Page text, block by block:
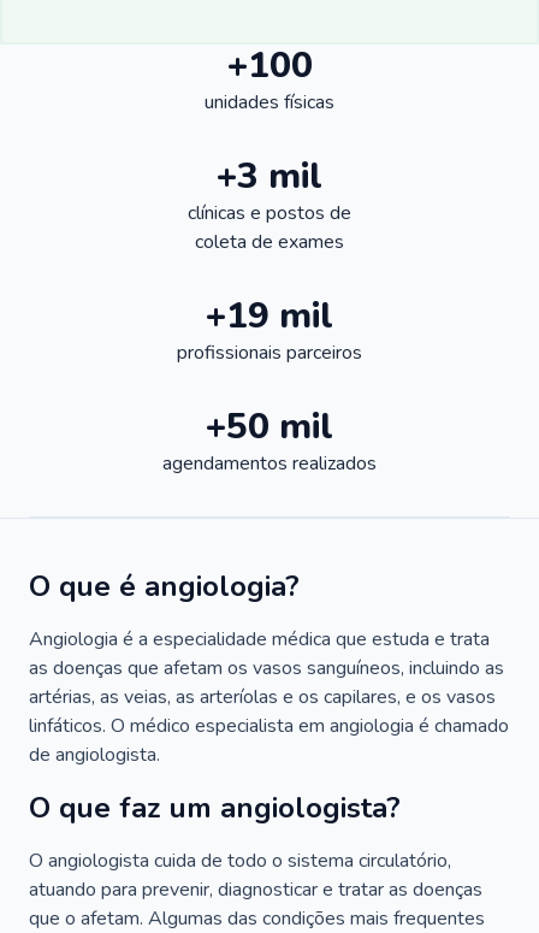
+100
unidades físicas
+3 mil
clínicas e postos de
coleta de exames
+19 mil
profissionais parceiros
+50 mil
agendamentos realizados
O que é angiologia?
Angiologia é a especialidade médica que estuda e trata
as doenças que afetam os vasos sanguíneos, incluindo as
artérias, as veias, as arteríolas e os capilares, e os vasos
linfáticos. O médico especialista em angiologia é chamado
de angiologista.
O que faz um angiologista?
O angiologista cuida de todo o sistema circulatório,
atuando para prevenir, diagnosticar e tratar as doenças
que o afetam. Algumas das condições mais frequentes